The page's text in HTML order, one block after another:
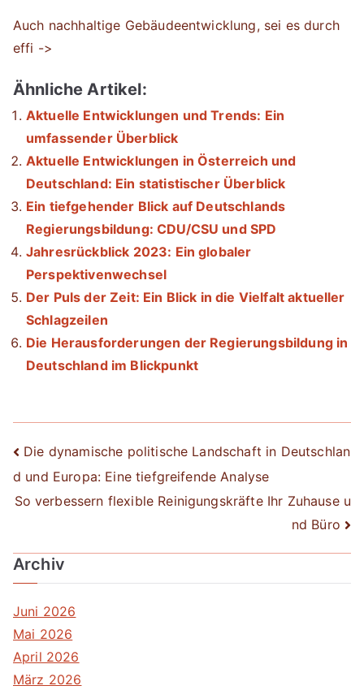
Auch nachhaltige Gebäudeentwicklung, sei es durch
effi ->
Ähnliche Artikel:
Aktuelle Entwicklungen und Trends: Ein
umfassender Überblick
Aktuelle Entwicklungen in Österreich und
Deutschland: Ein statistischer Überblick
Ein tiefgehender Blick auf Deutschlands
Regierungsbildung: CDU/CSU und SPD
Jahresrückblick 2023: Ein globaler
Perspektivenwechsel
Der Puls der Zeit: Ein Blick in die Vielfalt aktueller
Schlagzeilen
Die Herausforderungen der Regierungsbildung in
Deutschland im Blickpunkt
Beitrags-
Navigation
Die dynamische politische Landschaft in Deutschlan
d und Europa: Eine tiefgreifende Analyse
So verbessern flexible Reinigungskräfte Ihr Zuhause u
nd Büro
Archiv
Juni 2026
Mai 2026
April 2026
März 2026